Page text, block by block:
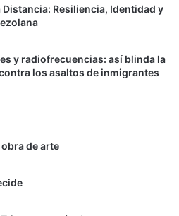
Resiliencia, Identidad y
y radiofrecuencias: así blinda la
los asaltos de inmigrantes
de arte